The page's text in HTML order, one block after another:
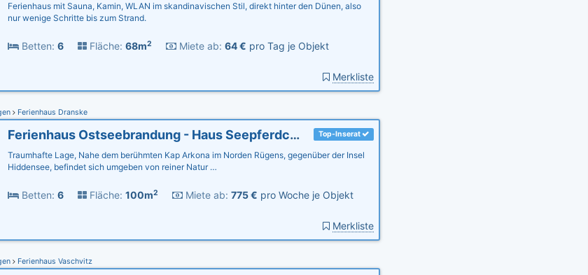
Ferienhaus mit Sauna, Kamin, WLAN im skandinavischen Stil, direkt hinter den Dünen, also
nur wenige Schritte bis zum Strand.
Betten: 6 Fläche: 68m2 Miete ab: 64 € pro Tag je Objekt
Merkliste
Ferienhaus Dranske
Top-Inserat
Ferienhaus Ostseebrandung - Haus Seepferdchen
Traumhafte Lage, Nahe dem berühmten Kap Arkona im Norden Rügens, gegenüber der Insel
Hiddensee, befindet sich umgeben von reiner Natur …
Betten: 6 Fläche: 100m2 Miete ab: 775 € pro Woche je Objekt
Merkliste
Ferienhaus Vaschvitz